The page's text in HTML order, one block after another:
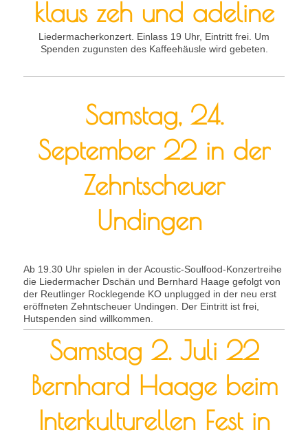
klaus zeh und adeline
Liedermacherkonzert. Einlass 19 Uhr, Eintritt frei. Um
Spenden zugunsten des Kaffeehäusle wird gebeten.
Samstag, 24.
September 22 in der
Zehntscheuer
Undingen
Ab 19.30 Uhr spielen in der Acoustic-Soulfood-Konzertreihe
die Liedermacher Dschän und Bernhard Haage gefolgt von
der Reutlinger Rocklegende KO unplugged in der neu erst
eröffneten Zehntscheuer Undingen. Der Eintritt ist frei,
Hutspenden sind willkommen.
Samstag 2. Juli 22
Bernhard Haage beim
Interkulturellen Fest in